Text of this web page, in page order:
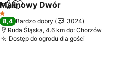
Udostępnij
Dodaj do ulubionych
Malinowy Dwór
1 Kategoria
8,4 Bardzo dobry
3024
Ruda Śląska, 4.6 km do: Chorzów
Dostęp do ogrodu dla gości